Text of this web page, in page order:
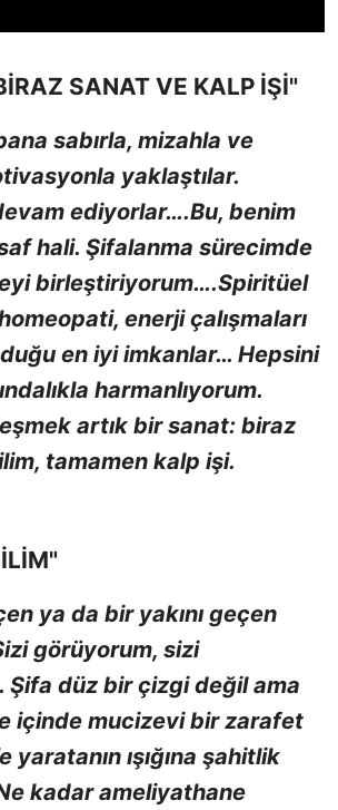
SANAT VE KALP İŞİ"
sabırla, mizahla ve
yaklaştılar.
ediyorlar….Bu, benim
hali. Şifalanma sürecimde
birleştiriyorum….Spiritüel
enerji çalışmaları
en iyi imkanlar… Hepsini
harmanlıyorum.
artık bir sanat: biraz
tamamen kalp işi.
ya da bir yakını geçen
görüyorum, sizi
Şifa düz bir çizgi değil ama
içinde mucizevi bir zarafet
yaratanın ışığına şahitlik
kadar ameliyathane